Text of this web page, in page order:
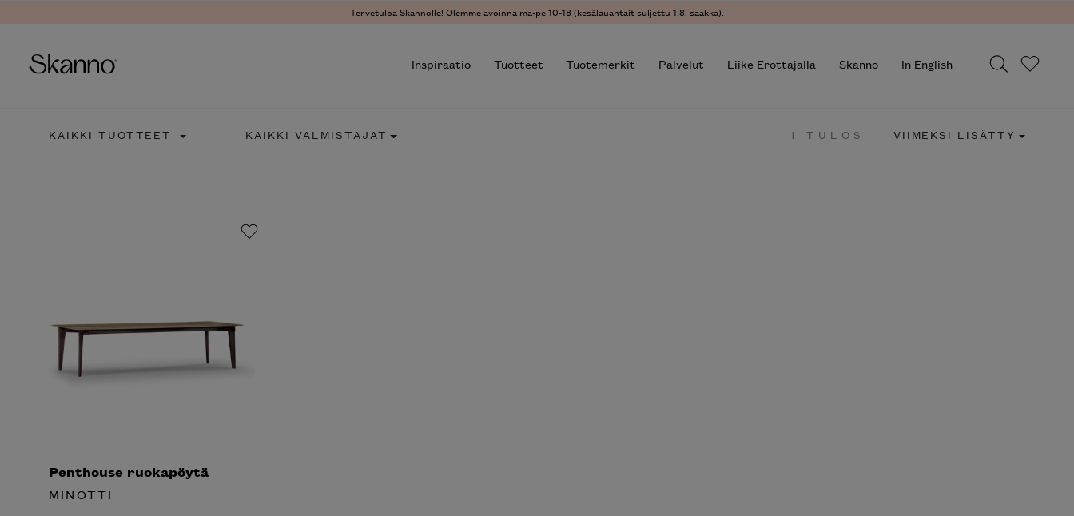
Tervetuloa Skannolle! Olemme avoinna ma-pe 10-18 (kesälauantait suljettu 1.8. saakka).
Inspiraatio Tuotteet Tuotemerkit Palvelut Liike Erottajalla Skanno In English
KAIKKI TUOTTEET KAIKKI VALMISTAJAT 1 TULOS VIIMEKSI LISÄTTY
Penthouse ruokapöytä
MINOTTI